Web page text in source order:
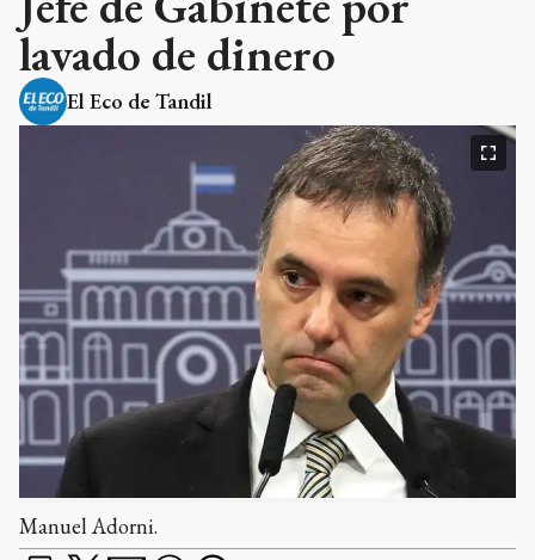
lavado de dinero
El Eco de Tandil
Manuel Adorni.